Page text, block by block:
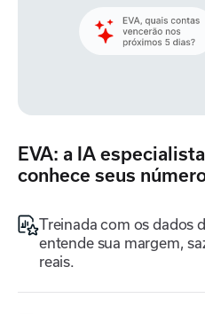
EVA: a IA
conhece seus
Treinada com os dados
entende sua margem,
reais.